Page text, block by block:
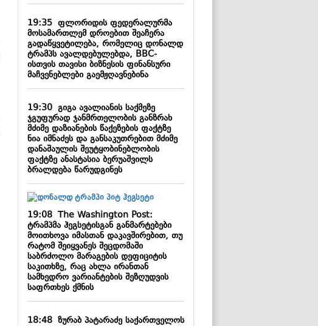
19:35ფლორიდის ფედერალურმა
მოსამართლემ დროებით შეაჩერა
გადაწყვეტილება, რომელიც დონალდ
ტრამპს ავალდებულებდა, BBC-
ისთვის თავისი ბიზნესის ფინანსური
მაჩვენებლები გაემჟღავნებინა
19:30გიგა ავალიანის საქმეზე
ჯგუფურად ჯანმრთელობის განზრახ
მძიმე დაზიანების წაქეზების ფაქტზე
ნია იმნაძეს და განსაკუთრებით მძიმე
დანაშაულის შეუტყობინებლობის
ფაქტზე ანასტასია ბერუაშვილს
ბრალდება წარუდგინეს
19:08The Washington Post:
ტრამპმა ჰეგსეტისგან განმარტებები
მოითხოვა იმასთან დაკავშირებით, თუ
რატომ შეიყვანეს შეცდომაში
საბრძოლო მარაგების დეფიციტის
საკითხზე, რაც ახლა ირანთან
სამხედრო ვარიანტების შეზღუდვის
საფრთხეს ქმნის
18:48ზურაბ პატარაძე საქართველოს